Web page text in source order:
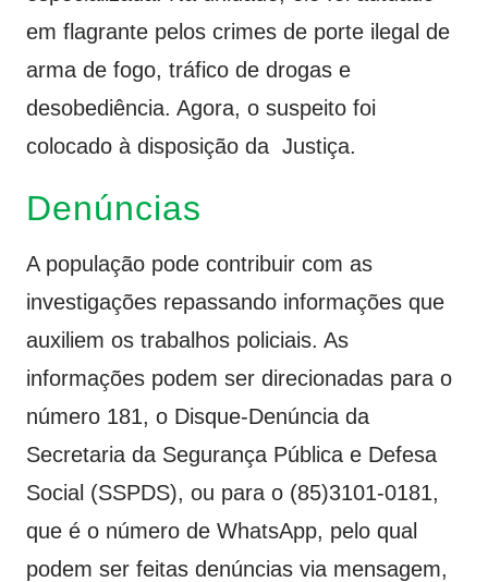
em flagrante pelos crimes de porte ilegal de
arma de fogo, tráfico de drogas e
desobediência. Agora, o suspeito foi
colocado à disposição da Justiça.
Denúncias
A população pode contribuir com as
investigações repassando informações que
auxiliem os trabalhos policiais. As
informações podem ser direcionadas para o
número 181, o Disque-Denúncia da
Secretaria da Segurança Pública e Defesa
Social (SSPDS), ou para o (85)3101-0181,
que é o número de WhatsApp, pelo qual
podem ser feitas denúncias via mensagem,